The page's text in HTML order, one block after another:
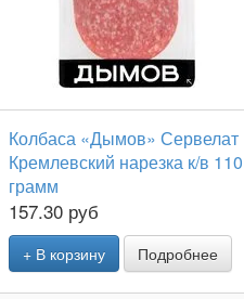
Колбаса «Дымов» Сервелат
Кремлевский нарезка к/в 110
грамм
157.30 руб
+ В корзину Подробнее